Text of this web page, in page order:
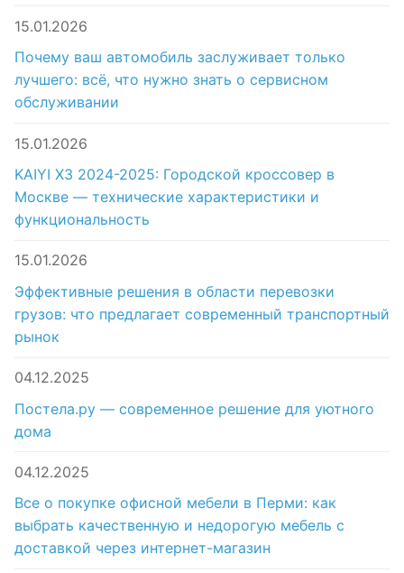
15.01.2026
Почему ваш автомобиль заслуживает только
лучшего: всё, что нужно знать о сервисном
обслуживании
15.01.2026
KAIYI X3 2024-2025: Городской кроссовер в
Москве — технические характеристики и
функциональность
15.01.2026
Эффективные решения в области перевозки
грузов: что предлагает современный транспортный
рынок
04.12.2025
Постела.ру — современное решение для уютного
дома
04.12.2025
Все о покупке офисной мебели в Перми: как
выбрать качественную и недорогую мебель с
доставкой через интернет-магазин